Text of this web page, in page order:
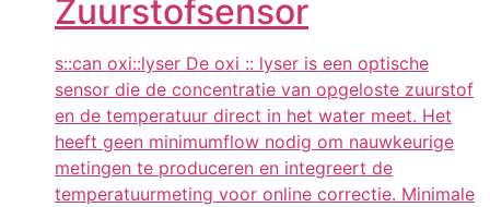
Zuurstofsensor
s::can oxi::lyser De oxi :: lyser is een optische
sensor die de concentratie van opgeloste zuurstof
en de temperatuur direct in het water meet. Het
heeft geen minimumflow nodig om nauwkeurige
metingen te produceren en integreert de
temperatuurmeting voor online correctie. Minimale